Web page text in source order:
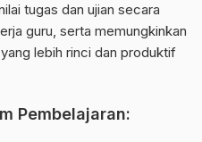
tugas dan ujian secara
guru, serta memungkinkan
lebih rinci dan produktif
Pembelajaran: